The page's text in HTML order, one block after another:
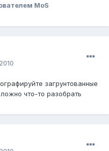
MoS
загрунтованные
что-то разобрать